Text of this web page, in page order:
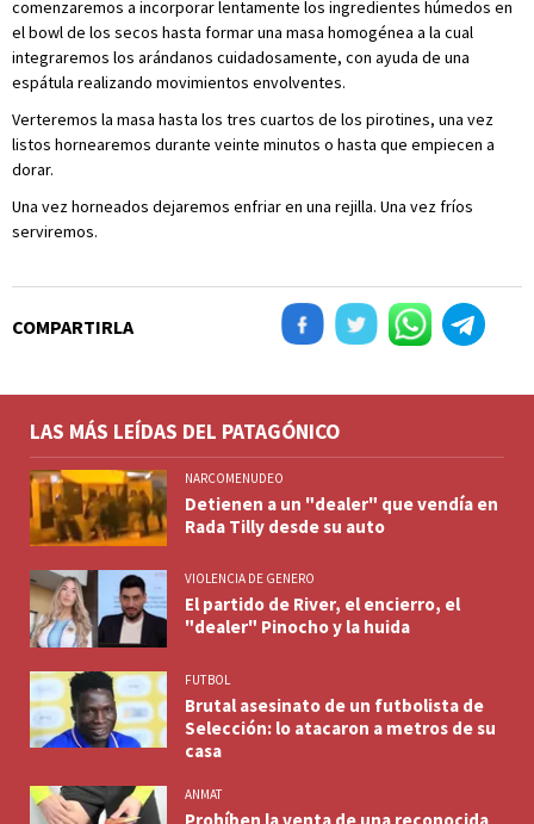
comenzaremos a incorporar lentamente los ingredientes húmedos en
el bowl de los secos hasta formar una masa homogénea a la cual
integraremos los arándanos cuidadosamente, con ayuda de una
espátula realizando movimientos envolventes.
Verteremos la masa hasta los tres cuartos de los pirotines, una vez
listos hornearemos durante veinte minutos o hasta que empiecen a
dorar.
Una vez horneados dejaremos enfriar en una rejilla. Una vez fríos
serviremos.
COMPARTIRLA
LAS MÁS LEÍDAS DEL PATAGÓNICO
NARCOMENUDEO
Detienen a un "dealer" que vendía en
Rada Tilly desde su auto
VIOLENCIA DE GENERO
El partido de River, el encierro, el
"dealer" Pinocho y la huida
FUTBOL
Brutal asesinato de un futbolista de
Selección: lo atacaron a metros de su
casa
ANMAT